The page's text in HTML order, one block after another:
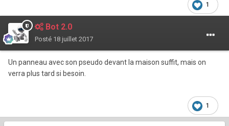
1
Bot 2.0
Posté 18 juillet 2017
Un panneau avec son pseudo devant la maison suffit, mais on
verra plus tard si besoin.
1